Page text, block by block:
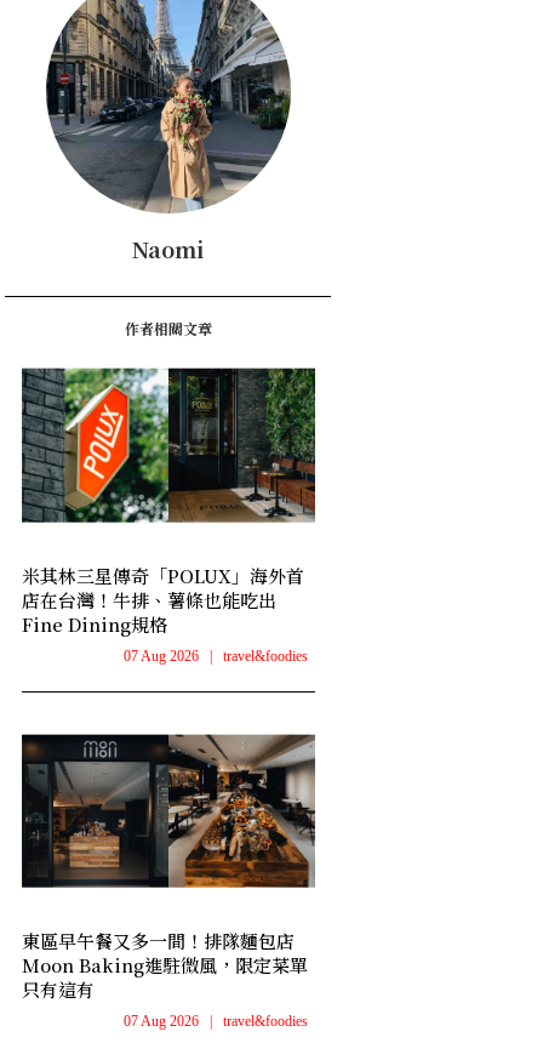
Naomi
作者相關文章
米其林三星傳奇「POLUX」海外首
店在台灣！牛排、薯條也能吃出
Fine Dining規格
07 Aug 2026 | travel&foodies
東區早午餐又多一間！排隊麵包店
Moon Baking進駐微風，限定菜單
只有這有
07 Aug 2026 travel&foodies